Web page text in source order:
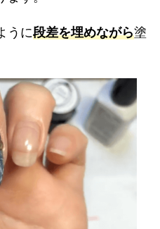
うに段差を埋めながら塗